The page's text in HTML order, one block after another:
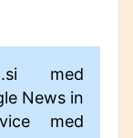
med
News in
med